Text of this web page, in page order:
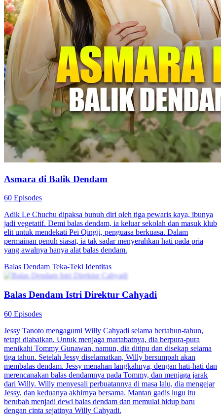
Asmara di Balik Dendam
60 Episodes
Adik Le Chuchu dipaksa bunuh diri oleh tiga pewaris kaya, ibunya
jadi vegetatif. Demi balas dendam, ia keluar sekolah dan masuk klub
elit untuk mendekati Pei Qingji, penguasa berkuasa. Dalam
permainan penuh siasat, ia tak sadar menyerahkan hati pada pria
yang awalnya hanya alat balas dendam.
Balas Dendam Teka-Teki Identitas
Balas Dendam Istri Direktur Cahyadi
60 Episodes
Jessy Tanoto mengagumi Willy Cahyadi selama bertahun-tahun,
tetapi diabaikan. Untuk menjaga martabatnya, dia berpura-pura
menikahi Tommy Gunawan, namun, dia ditipu dan disekap selama
tiga tahun. Setelah Jessy diselamatkan, Willy bersumpah akan
membalas dendam. Jessy menahan langkahnya, dengan hati-hati dan
merencanakan balas dendamnya pada Tommy, dan menjaga jarak
dari Willy. Willy menyesali perbuatannya di masa lalu, dia mengejar
Jessy, dan keduanya akhirnya bersama. Mantan gadis lugu itu
berubah menjadi dewi balas dendam dan memulai hidup baru
dengan cinta sejatinya Willy Cahyadi.